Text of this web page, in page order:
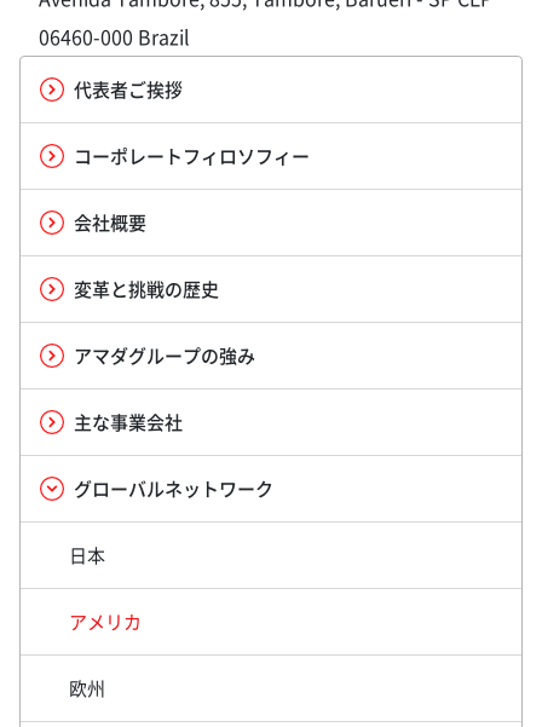
06460-000 Brazil
代表者ご挨拶
コーポレートフィロソフィー
会社概要
変革と挑戦の歴史
アマダグループの強み
主な事業会社
グローバルネットワーク
日本
アメリカ
欧州